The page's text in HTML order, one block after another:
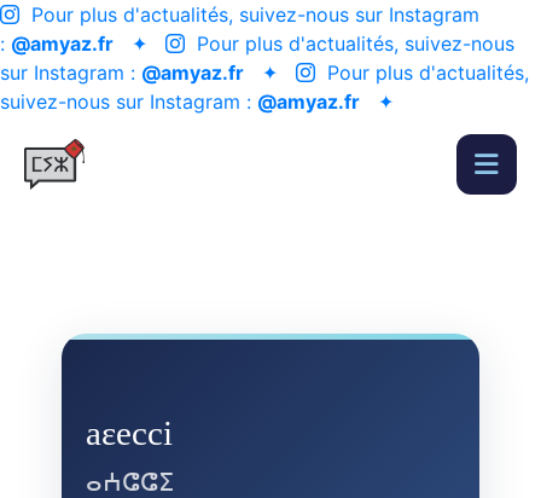
Pour plus d'actualités, suivez-nous sur Instagram
: @amyaz.fr ✦
Pour plus d'actualités, suivez-nous
sur Instagram : @amyaz.fr ✦
Pour plus d'actualités,
suivez-nous sur Instagram : @amyaz.fr ✦
aɛecci
ⴰⵄⵛⵛⵉ